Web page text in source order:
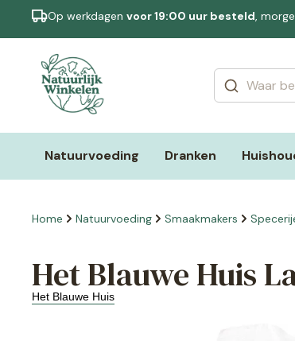
Op werkdagen voor 19:00 uur besteld,
Natuurvoeding Dranken
Home Natuurvoeding Smaakmakers
Het Blauwe Huis
Het Blauwe Huis